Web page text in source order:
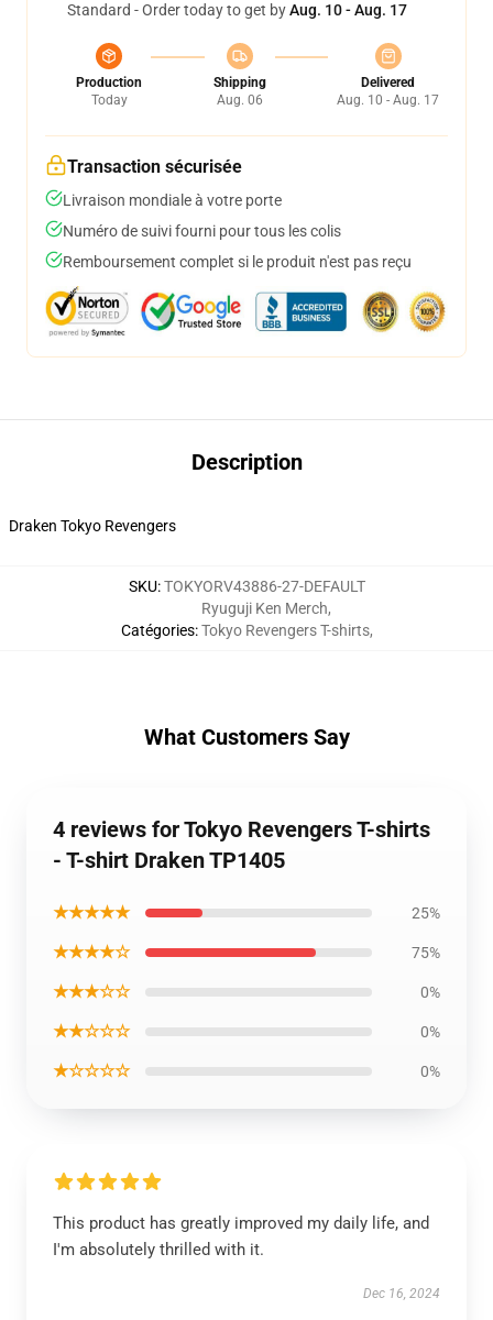
Standard - Order today to get byAug. 10 - Aug. 17
Production
Today
Shipping
Aug. 06
Delivered
Aug. 10 - Aug. 17
Transaction sécurisée
Livraison mondiale à votre porte
Numéro de suivi fourni pour tous les colis
Remboursement complet si le produit n'est pas reçu
Description
Draken Tokyo Revengers
SKU:TOKYORV43886-27-DEFAULT
Catégories:
Ryuguji Ken Merch,
Tokyo Revengers T-shirts,
What Customers Say
4 reviews for Tokyo Revengers T-shirts
- T-shirt Draken TP1405
★★★★★ 25%
★★★★☆ 75%
★★★☆☆ 0%
★★☆☆☆ 0%
★☆☆☆☆ 0%
This product has greatly improved my daily life, and
I'm absolutely thrilled with it.
Dec 16, 2024